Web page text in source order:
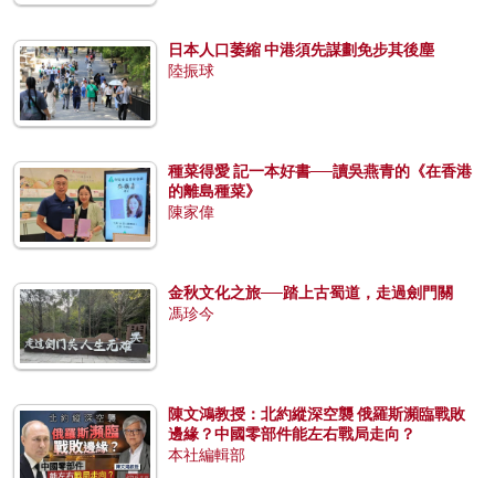
日本人口萎縮 中港須先謀劃免步其後塵
陸振球
種菜得愛 記一本好書──讀吳燕青的《在香港
的離島種菜》
陳家偉
金秋文化之旅──踏上古蜀道，走過劍門關
馮珍今
陳文鴻教授：北約縱深空襲 俄羅斯瀕臨戰敗
邊緣？中國零部件能左右戰局走向？
本社編輯部